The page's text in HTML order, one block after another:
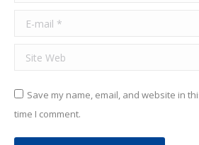
E-mail *
Site Web
Save my name, email, and website in
time I comment.